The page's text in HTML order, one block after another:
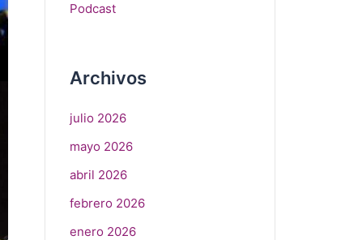
Podcast
Archivos
julio 2026
mayo 2026
abril 2026
febrero 2026
enero 2026